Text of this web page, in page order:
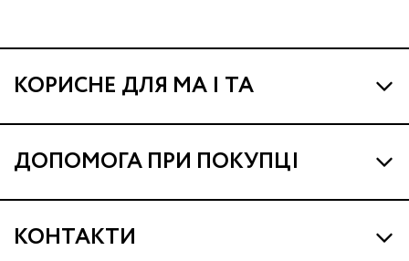
КОРИСНЕ ДЛЯ МА І ТА
Про МА та Маминих Асистентів
Програма Ма Кешбек
Ма Клуб
Подарункові сертифікати
ДОПОМОГА ПРИ ПОКУПЦІ
Наші магазини
Доставка і оплата
КОНТАКТИ